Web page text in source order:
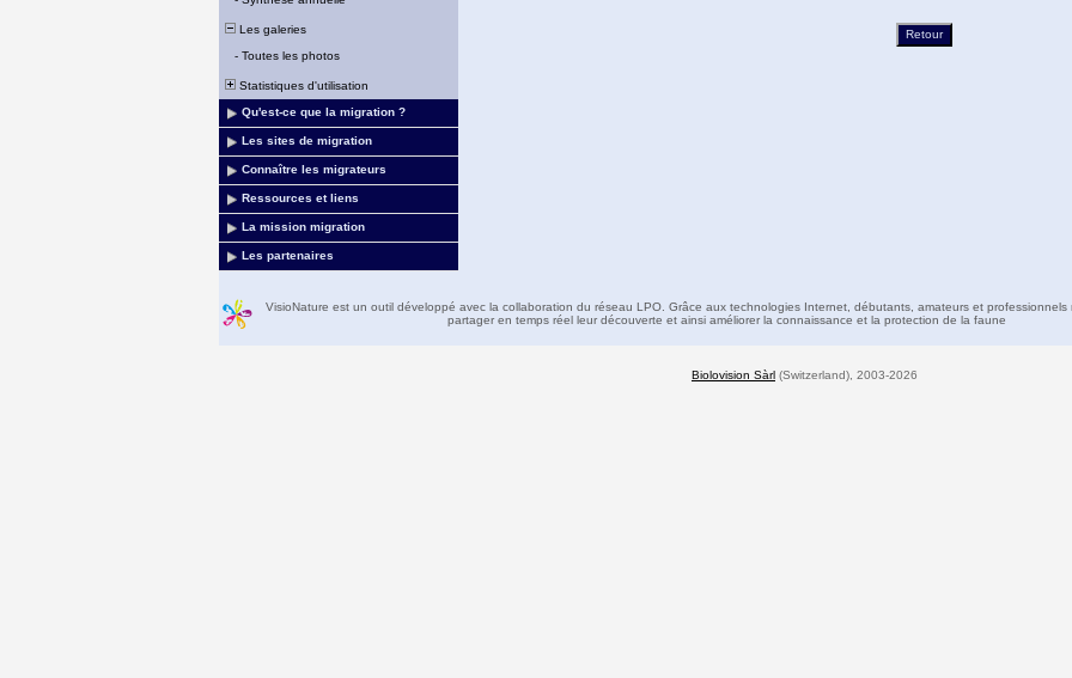
Les galeries
- Toutes les photos
Statistiques d'utilisation
Qu'est-ce que la migration ?
Les sites de migration
Connaître les migrateurs
Ressources et liens
La mission migration
Les partenaires
VisioNature est un outil développé avec la collaboration du réseau LPO. Grâce aux technologies Internet, débutants, amateurs et professionnels
partager en temps réel leur découverte et ainsi améliorer la connaissance et la protection de la faune
Biolovision Sàrl (Switzerland), 2003-2026